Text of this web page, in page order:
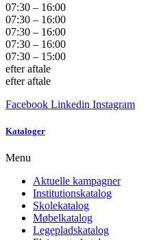
07:30 – 16:00
07:30 – 16:00
07:30 – 16:00
07:30 – 16:00
07:30 – 15:00
efter aftale
efter aftale
Facebook Linkedin Instagram
Kataloger
Menu
Aktuelle kampagner
Institutionskatalog
Skolekatalog
Møbelkatalog
Legepladskatalog